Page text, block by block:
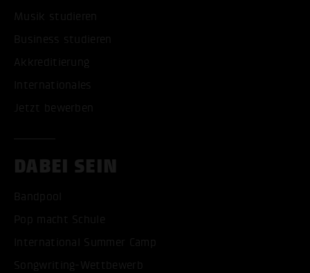
Musik studieren
Business studieren
Akkreditierung
Internationales
Jetzt bewerben
DABEI SEIN
Bandpool
Pop macht Schule
International Summer Camp
Songwriting-Wettbewerb